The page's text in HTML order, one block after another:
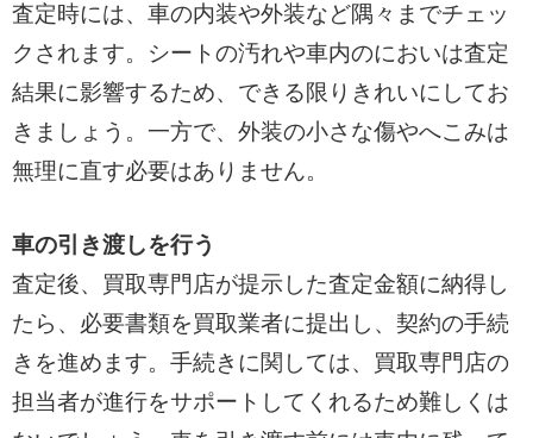
査定時には、車の内装や外装など隅々までチェッ
クされます。シートの汚れや車内のにおいは査定
結果に影響するため、できる限りきれいにしてお
きましょう。一方で、外装の小さな傷やへこみは
無理に直す必要はありません。
車の引き渡しを行う
査定後、買取専門店が提示した査定金額に納得し
たら、必要書類を買取業者に提出し、契約の手続
きを進めます。手続きに関しては、買取専門店の
担当者が進行をサポートしてくれるため難しくは